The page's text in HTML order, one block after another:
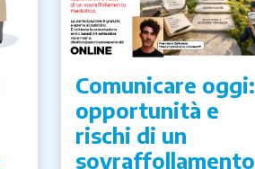
Comunicare oggi:
opportunità e
rischi di un
sovraffollamento